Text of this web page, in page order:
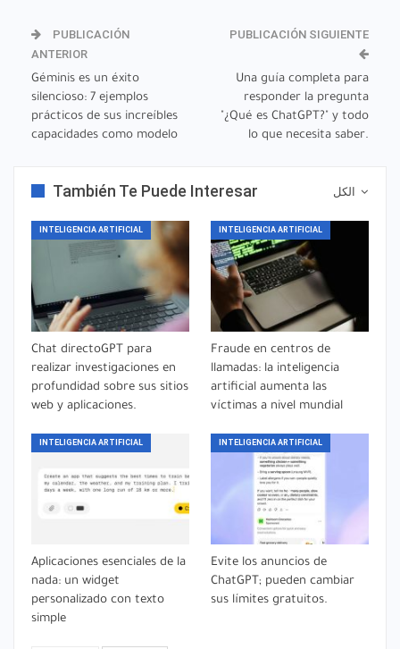
PUBLICACIÓN
ANTERIOR
Géminis es un éxito
silencioso: 7 ejemplos
prácticos de sus increíbles
capacidades como modelo
PUBLICACIÓN SIGUIENTE
Una guía completa para
responder la pregunta
"¿Qué es ChatGPT?" y todo
lo que necesita saber.
También Te Puede Interesar
INTELIGENCIA ARTIFICIAL
Chat directoGPT para
realizar investigaciones en
profundidad sobre sus sitios
web y aplicaciones.
INTELIGENCIA ARTIFICIAL
Fraude en centros de
llamadas: la inteligencia
artificial aumenta las
víctimas a nivel mundial
INTELIGENCIA ARTIFICIAL
Aplicaciones esenciales de la
nada: un widget
personalizado con texto
simple
INTELIGENCIA ARTIFICIAL
Evite los anuncios de
ChatGPT; pueden cambiar
sus límites gratuitos.